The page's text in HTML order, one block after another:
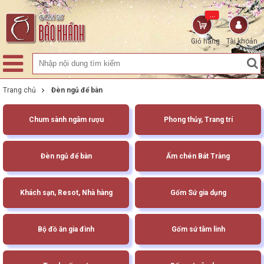
Tài khoản
Giỏ hàng
...
Trang chủ Đèn ngủ để bàn
Chum sành ngâm rượu Phong thủy, Trang trí
Đèn ngủ để bàn Ấm chén Bát Tràng
Khách sạn, Resot, Nhà hàng Gốm Sứ gia dụng
Bộ đồ ăn gia đình Gốm sứ tâm linh